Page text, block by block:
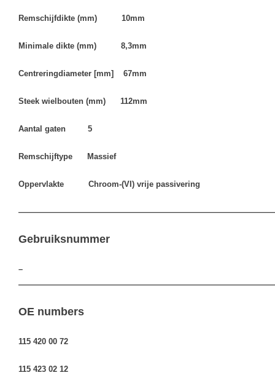
Remschijfdikte (mm) 10mm
Minimale dikte (mm) 8,3mm
Centreringdiameter [mm] 67mm
Steek wielbouten (mm) 112mm
Aantal gaten 5
Remschijftype Massief
Oppervlakte Chroom-(VI) vrije passivering
Gebruiksnummer
–
OE numbers
115 420 00 72
115 423 02 12